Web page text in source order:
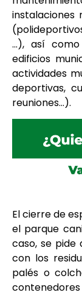
instalaciones
…), así
edificios
actividades
deportivas,
reuniones…).
El cierre de
el parque
caso, se pide
con los
palés o
contenedores